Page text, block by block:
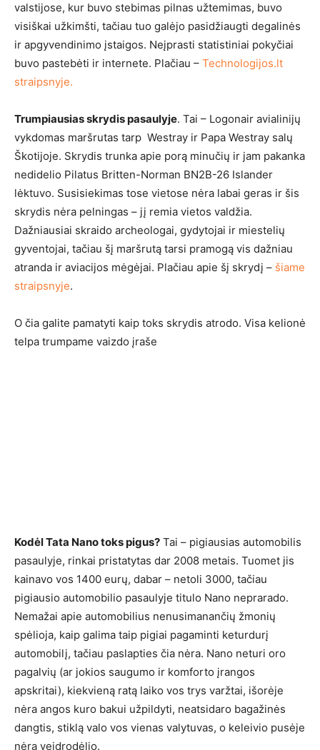
valstijose, kur buvo stebimas pilnas užtemimas, buvo
visiškai užkimšti, tačiau tuo galėjo pasidžiaugti degalinės
ir apgyvendinimo įstaigos. Neįprasti statistiniai pokyčiai
buvo pastebėti ir internete. Plačiau – Technologijos.lt
straipsnyje.
Trumpiausias skrydis pasaulyje. Tai – Logonair avialinijų
vykdomas maršrutas tarp Westray ir Papa Westray salų
Škotijoje. Skrydis trunka apie porą minučių ir jam pakanka
nedidelio Pilatus Britten-Norman BN2B-26 Islander
lėktuvo. Susisiekimas tose vietose nėra labai geras ir šis
skrydis nėra pelningas – jį remia vietos valdžia.
Dažniausiai skraido archeologai, gydytojai ir miestelių
gyventojai, tačiau šį maršrutą tarsi pramogą vis dažniau
atranda ir aviacijos mėgėjai. Plačiau apie šį skrydį – šiame
straipsnyje.
O čia galite pamatyti kaip toks skrydis atrodo. Visa kelionė
telpa trumpame vaizdo įraše
Kodėl Tata Nano toks pigus? Tai – pigiausias automobilis
pasaulyje, rinkai pristatytas dar 2008 metais. Tuomet jis
kainavo vos 1400 eurų, dabar – netoli 3000, tačiau
pigiausio automobilio pasaulyje titulo Nano neprarado.
Nemažai apie automobilius nenusimanančių žmonių
spėlioja, kaip galima taip pigiai pagaminti keturdurį
automobilį, tačiau paslapties čia nėra. Nano neturi oro
pagalvių (ar jokios saugumo ir komforto įrangos
apskritai), kiekvieną ratą laiko vos trys varžtai, išorėje
nėra angos kuro bakui užpildyti, neatsidaro bagažinės
dangtis, stiklą valo vos vienas valytuvas, o keleivio pusėje
nėra veidrodėlio.